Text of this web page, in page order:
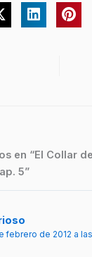
en “El Collar
5”
febrero de 2012 a